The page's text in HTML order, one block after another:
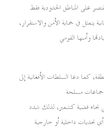
على المناطق الحدودية فقط
يتمثل في حماية الأمن والاستقرار،
وأمنها القومي
كما دعا السلطات الأفغانية إلى
جماعات مسلحة
تجاه قضية كشمير، لذلك شدد
تحديات داخلية أو خارجية